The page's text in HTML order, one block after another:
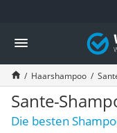
Die beliebtesten
Drogerie
Inhalator
Haarschneider
Rollator
Braun Rasierer
Katzenklappe (Chip)
Haarshampoo
Sante-
Die besten